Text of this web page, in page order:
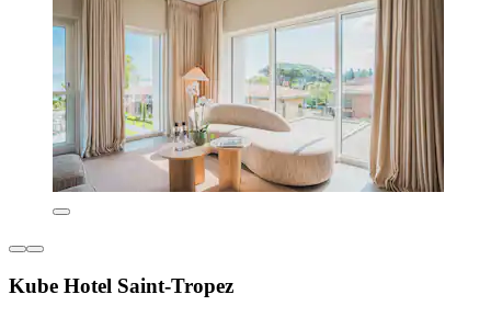
Kube Hotel Saint-Tropez